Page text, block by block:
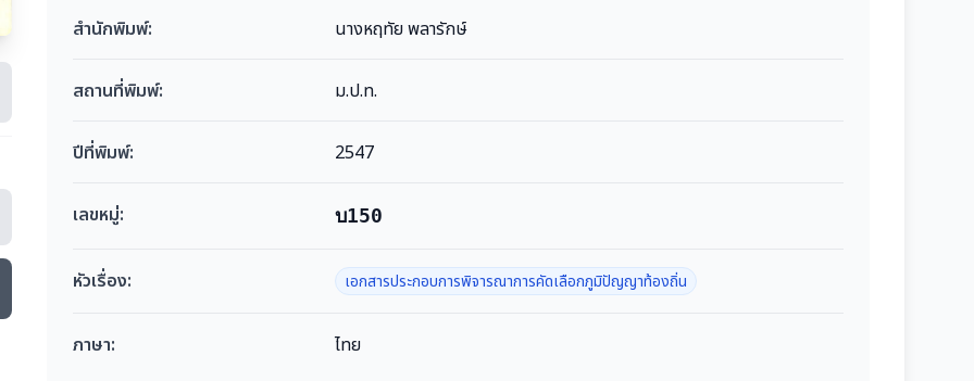
สำนักพิมพ์: นางหฤทัย พลารักษ์
สถานที่พิมพ์: ม.ป.ท.
ปีที่พิมพ์: 2547
เลขหมู่: บ150
หัวเรื่อง: เอกสารประกอบการพิจารณาการคัดเลือกภูมิปัญญาท้องถิ่น
ภาษา: ไทย